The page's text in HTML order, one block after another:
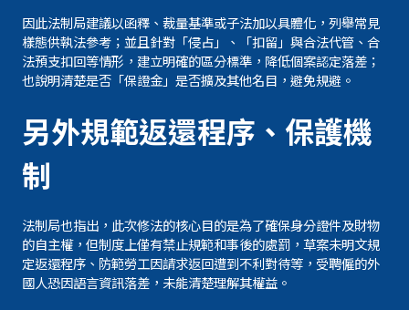
因此法制局建議以函釋、裁量基準或子法加以具體化，列舉常見
樣態供執法參考；並且針對「侵占」、「扣留」與合法代管、合
法預支扣回等情形，建立明確的區分標準，降低個案認定落差；
也說明清楚是否「保證金」是否擴及其他名目，避免規避。
另外規範返還程序、保護機
制
法制局也指出，此次修法的核心目的是為了確保身分證件及財物
的自主權，但制度上僅有禁止規範和事後的處罰，草案未明文規
定返還程序、防範勞工因請求返回遭到不利對待等，受聘僱的外
國人恐因語言資訊落差，未能清楚理解其權益。